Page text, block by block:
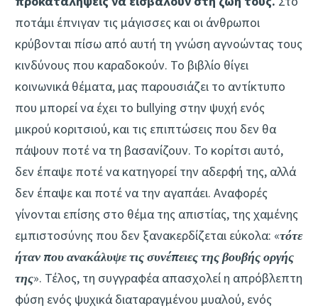
ποτάμι έπνιγαν τις μάγισσες και οι άνθρωποι
κρύβονται πίσω από αυτή τη γνώση αγνοώντας τους
κινδύνους που καραδοκούν. Το βιβλίο θίγει
κοινωνικά θέματα, μας παρουσιάζει το αντίκτυπο
που μπορεί να έχει το bullying στην ψυχή ενός
μικρού κοριτσιού, και τις επιπτώσεις που δεν θα
πάψουν ποτέ να τη βασανίζουν. Το κορίτσι αυτό,
δεν έπαψε ποτέ να κατηγορεί την αδερφή της, αλλά
δεν έπαψε και ποτέ να την αγαπάει. Αναφορές
γίνονται επίσης στο θέμα της απιστίας, της χαμένης
εμπιστοσύνης που δεν ξανακερδίζεται εύκολα: «τότε
ήταν που ανακάλυψε τις συνέπειες της βουβής οργής
της». Τέλος, τη συγγραφέα απασχολεί η απρόβλεπτη
φύση ενός ψυχικά διαταραγμένου μυαλού, ενός